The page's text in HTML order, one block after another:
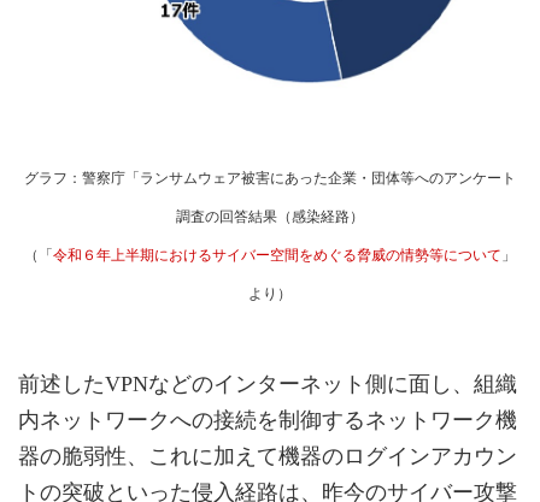
グラフ：警察庁「ランサムウェア被害にあった企業・団体等へのアンケート
調査の回答結果（感染経路）
（「 令和６年上半期におけるサイバー空間をめぐる脅威の情勢等について 」
より）
前述したVPNなどのインターネット側に面し、組織
内ネットワークへの接続を制御するネットワーク機
器の脆弱性、これに加えて機器のログインアカウン
トの突破といった侵入経路は、昨今のサイバー攻撃